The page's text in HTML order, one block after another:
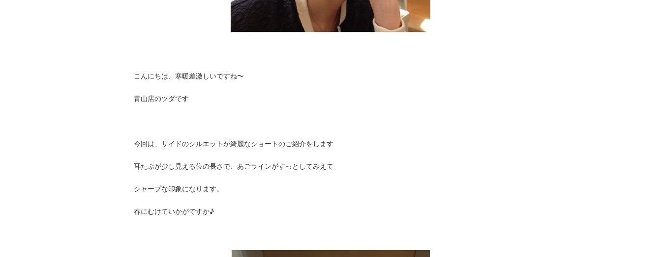
こんにちは、寒暖差激しいですね〜
青山店のツダです
今回は、サイドのシルエットが綺麗なショートのご紹介をします
耳たぶが少し見える位の長さで、あごラインがすっとしてみえて
シャープな印象になります。
春にむけていかがですか♪